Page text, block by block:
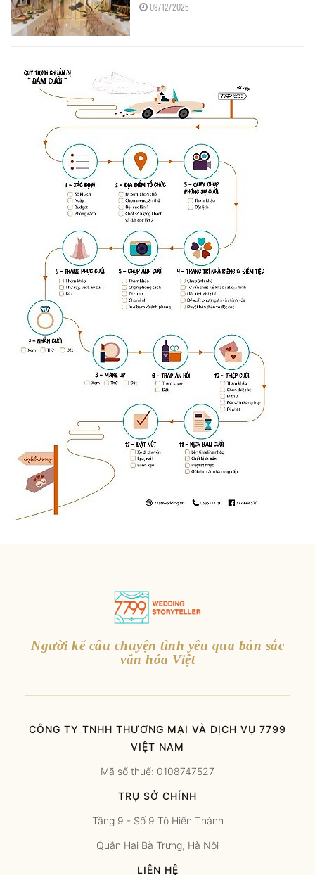
09/12/2025
Người kể câu chuyện tình yêu qua bản sắc
văn hóa Việt
CÔNG TY TNHH THƯƠNG MẠI VÀ DỊCH VỤ 7799
VIỆT NAM
Mã số thuế: 0108747527
TRỤ SỞ CHÍNH
Tầng 9 - Số 9 Tô Hiến Thành
Quận Hai Bà Trưng, Hà Nội
LIÊN HỆ